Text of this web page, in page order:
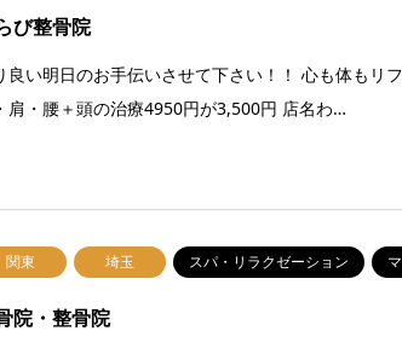
び整骨院
良い明日のお手伝いさせて下さい！！ 心も体もリ
肩・腰＋頭の治療4950円が3,500円 店名わ…
関東 埼玉 スパ・リラクゼーション
院・整骨院